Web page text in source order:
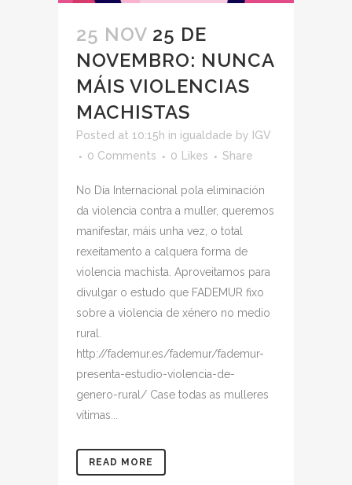
25 NOV 25 DE
NOVEMBRO: NUNCA
MÁIS VIOLENCIAS
MACHISTAS
Posted at 10:15h in igualdade by IGV
0 Comments
0 Likes Share
No Día Internacional pola eliminación
da violencia contra a muller, queremos
manifestar, máis unha vez, o total
rexeitamento a calquera forma de
violencia machista. Aproveitamos para
divulgar o estudo que FADEMUR fixo
sobre a violencia de xénero no medio
rural.
http://fademur.es/fademur/fademur-
presenta-estudio-violencia-de-
genero-rural/ Case todas as mulleres
vítimas...
READ MORE